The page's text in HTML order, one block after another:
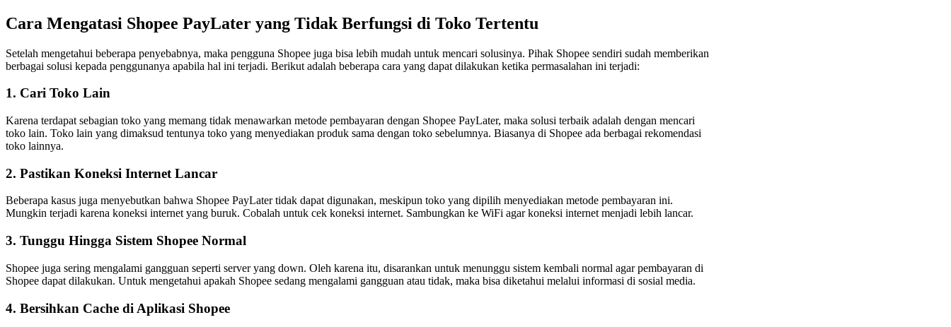
Cara Mengatasi Shopee PayLater yang Tidak Berfungsi di Toko Tertentu
Setelah mengetahui beberapa penyebabnya, maka pengguna Shopee juga bisa lebih mudah untuk mencari solusinya. Pihak Shopee sendiri sudah memberikan
berbagai solusi kepada penggunanya apabila hal ini terjadi. Berikut adalah beberapa cara yang dapat dilakukan ketika permasalahan ini terjadi:
1. Cari Toko Lain
Karena terdapat sebagian toko yang memang tidak menawarkan metode pembayaran dengan Shopee PayLater, maka solusi terbaik adalah dengan mencari
toko lain. Toko lain yang dimaksud tentunya toko yang menyediakan produk sama dengan toko sebelumnya. Biasanya di Shopee ada berbagai rekomendasi
toko lainnya.
2. Pastikan Koneksi Internet Lancar
Beberapa kasus juga menyebutkan bahwa Shopee PayLater tidak dapat digunakan, meskipun toko yang dipilih menyediakan metode pembayaran ini.
Mungkin terjadi karena koneksi internet yang buruk. Cobalah untuk cek koneksi internet. Sambungkan ke WiFi agar koneksi internet menjadi lebih lancar.
3. Tunggu Hingga Sistem Shopee Normal
Shopee juga sering mengalami gangguan seperti server yang down. Oleh karena itu, disarankan untuk menunggu sistem kembali normal agar pembayaran di
Shopee dapat dilakukan. Untuk mengetahui apakah Shopee sedang mengalami gangguan atau tidak, maka bisa diketahui melalui informasi di sosial media.
4. Bersihkan Cache di Aplikasi Shopee